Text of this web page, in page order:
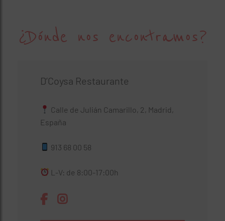
¿Dónde nos encontramos?
D’Coysa Restaurante
Calle de Julián Camarillo, 2, Madrid,
España
913 68 00 58
L-V: de 8:00-17:00h